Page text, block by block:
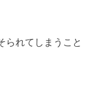
られてしまうこと